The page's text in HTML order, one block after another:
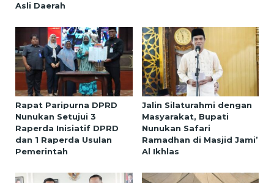
Asli Daerah
Rapat Paripurna DPRD
Nunukan Setujui 3
Raperda Inisiatif DPRD
dan 1 Raperda Usulan
Pemerintah
Jalin Silaturahmi dengan
Masyarakat, Bupati
Nunukan Safari
Ramadhan di Masjid Jami’
Al Ikhlas